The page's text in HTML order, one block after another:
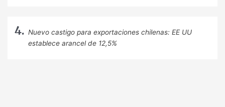
Nuevo castigo para exportaciones chilenas: EE UU
establece arancel de 12,5%